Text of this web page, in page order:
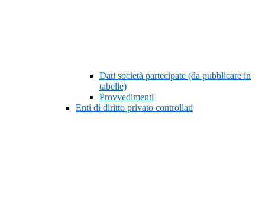
Dati società partecipate (da pubblicare in
tabelle)
Provvedimenti
Enti di diritto privato controllati